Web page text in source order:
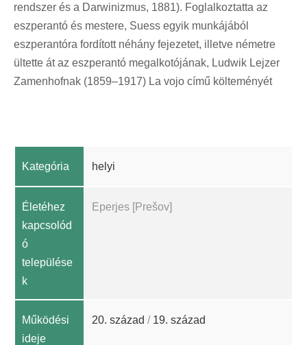
rendszer és a Darwinizmus, 1881). Foglalkoztatta az
eszperantó és mestere, Suess egyik munkájából
eszperantóra fordított néhány fejezetet, illetve németre
ültette át az eszperantó megalkotójának, Ludwik Lejzer
Zamenhofnak (1859–1917) La vojo című költeményét
Kategória helyi
Életéhez
kapcsolód
ó
települése
k
Eperjes [Prešov]
Működési
ideje
20. század / 19. század